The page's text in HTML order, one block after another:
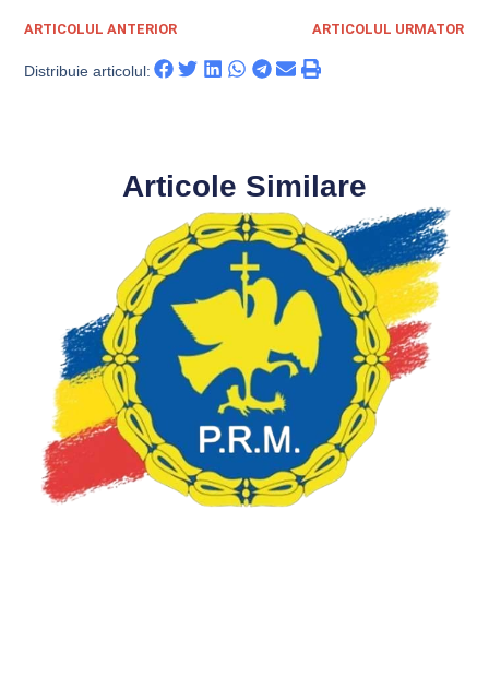
ARTICOLUL ANTERIOR ARTICOLUL URMATOR
Distribuie articolul:
Articole Similare